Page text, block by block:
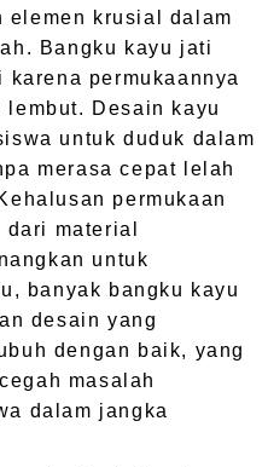
elemen krusial dalam
Bangku kayu jati
permukaannya
Desain kayu
untuk duduk dalam
merasa cepat lelah
permukaan
material
untuk
banyak bangku kayu
desain yang
dengan baik, yang
masalah
dalam jangka